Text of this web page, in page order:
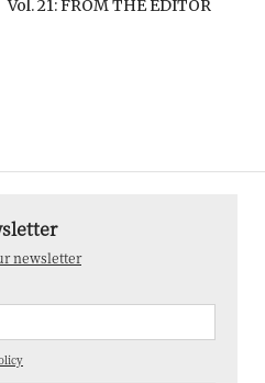
Vol. 21: FROM THE EDITOR
newsletter